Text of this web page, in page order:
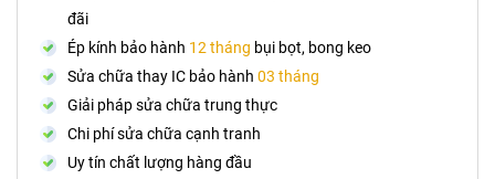
đãi
Ép kính bảo hành 12 tháng bụi bọt, bong keo
Sửa chữa thay IC bảo hành 03 tháng
Giải pháp sửa chữa trung thực
Chi phí sửa chữa cạnh tranh
Uy tín chất lượng hàng đầu